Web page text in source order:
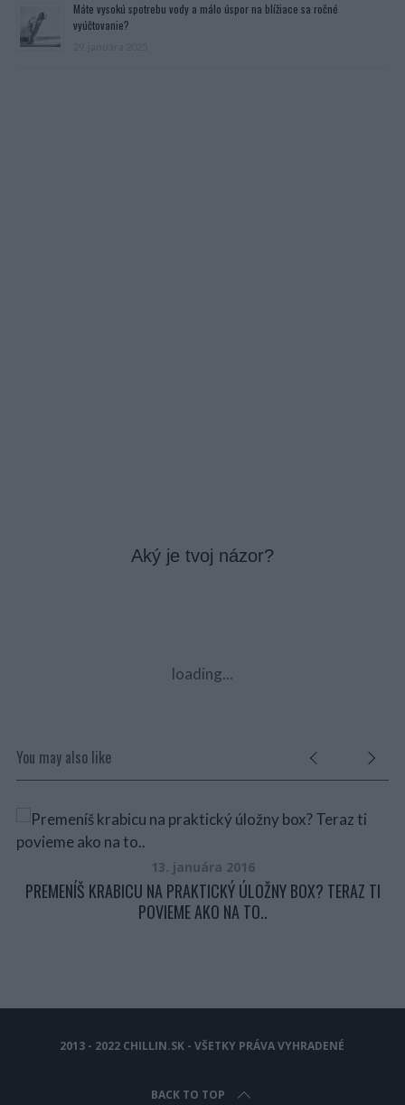
Máte vysokú spotrebu vody a málo úspor na blížiace sa ročné
vyúčtovanie?
Aký je tvoj názor?
loading...
You may also like
13. januára 2016
PREMENÍŠ KRABICU NA PRAKTICKÝ ÚLOŽNY BOX? TERAZ TI
POVIEME AKO NA TO..
2013 - 2022 CHILLIN.SK - VŠETKY PRÁVA VYHRADENÉ
BACK TO TOP